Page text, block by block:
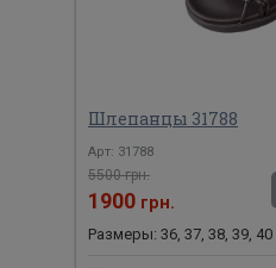
Шлепанцы 31788
Арт: 31788
5500 грн.
1900 грн.
Размеры: 36, 37, 38, 39, 40